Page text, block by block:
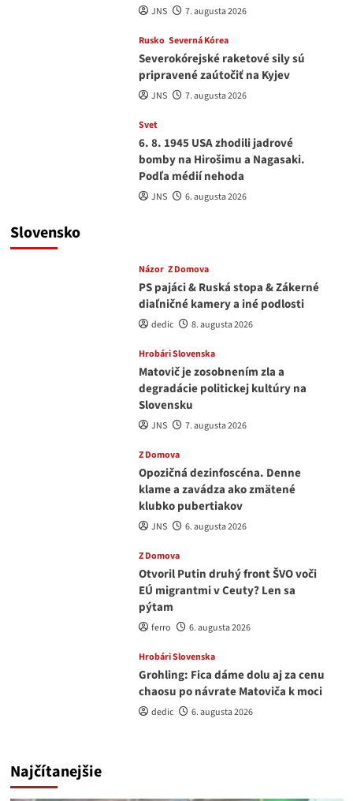
JNS 7. augusta 2026
Rusko Severná Kórea
Severokórejské raketové sily sú
pripravené zaútočiť na Kyjev
JNS 7. augusta 2026
Svet
6. 8. 1945 USA zhodili jadrové
bomby na Hirošimu a Nagasaki.
Podľa médií nehoda
JNS 6. augusta 2026
Slovensko
Názor Z Domova
PS pajáci & Ruská stopa & Zákerné
diaľničné kamery a iné podlosti
dedic 8. augusta 2026
Hrobári Slovenska
Matovič je zosobnením zla a
degradácie politickej kultúry na
Slovensku
JNS 7. augusta 2026
Z Domova
Opozičná dezinfoscéna. Denne
klame a zavádza ako zmätené
klubko pubertiakov
JNS 6. augusta 2026
Z Domova
Otvoril Putin druhý front ŠVO voči
EÚ migrantmi v Ceuty? Len sa
pýtam
ferro 6. augusta 2026
Hrobári Slovenska
Grohling: Fica dáme dolu aj za cenu
chaosu po návrate Matoviča k moci
dedic 6. augusta 2026
Najčítanejšie